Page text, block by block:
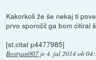
Kakorkoli že še nekaj ti
prvo sporočil ga bom citiral
[st.citat p4477985]
Bostyan007 je4. jul 2014 ob